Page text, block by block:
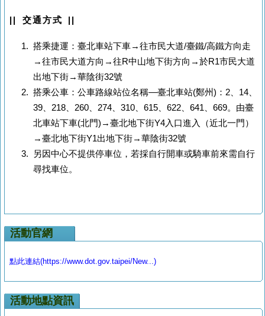
|| 交通方式 ||
搭乘捷運：臺北車站下車→往市民大道/臺鐵/高鐵方向走
→往市民大道方向→往R中山地下街方向→於R1市民大道
出地下街→華陰街32號
搭乘公車：公車路線站位名稱—臺北車站(鄭州)：2、14、
39、218、260、274、310、615、622、641、669。由臺
北車站下車(北門)→臺北地下街Y4入口進入（近北一門）
→臺北地下街Y1出地下街→華陰街32號
另因中心不提供停車位，若採自行開車或騎車前來需自行
尋找車位。
活動官網
點此連結(https://www.dot.gov.taipei/New...)
活動地點資訊